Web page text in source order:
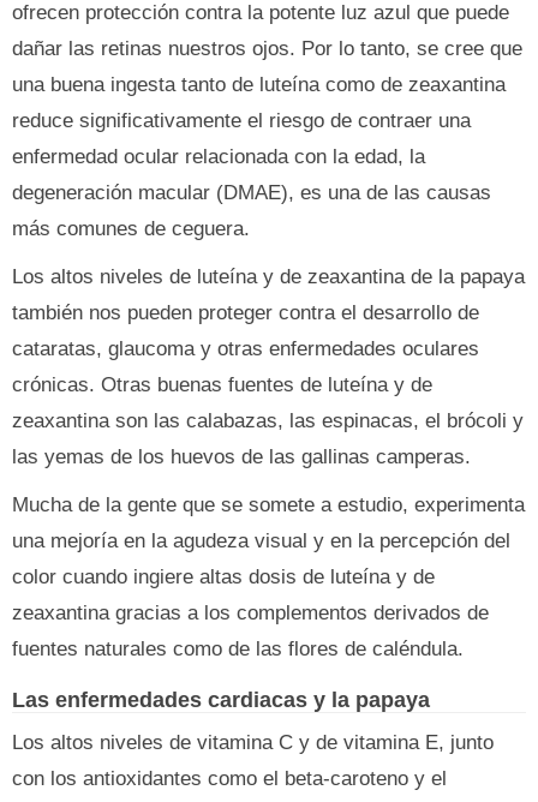
ofrecen protección contra la potente luz azul que puede
dañar las retinas nuestros ojos. Por lo tanto, se cree que
una buena ingesta tanto de luteína como de zeaxantina
reduce significativamente el riesgo de contraer una
enfermedad ocular relacionada con la edad, la
degeneración macular (DMAE), es una de las causas
más comunes de ceguera.
Los altos niveles de luteína y de zeaxantina de la papaya
también nos pueden proteger contra el desarrollo de
cataratas, glaucoma y otras enfermedades oculares
crónicas. Otras buenas fuentes de luteína y de
zeaxantina son las calabazas, las espinacas, el brócoli y
las yemas de los huevos de las gallinas camperas.
Mucha de la gente que se somete a estudio, experimenta
una mejoría en la agudeza visual y en la percepción del
color cuando ingiere altas dosis de luteína y de
zeaxantina gracias a los complementos derivados de
fuentes naturales como de las flores de caléndula.
Las enfermedades cardiacas y la papaya
Los altos niveles de vitamina C y de vitamina E, junto
con los antioxidantes como el beta-caroteno y el